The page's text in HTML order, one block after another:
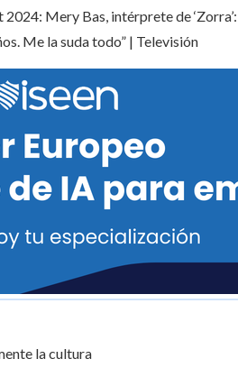
2024: Mery Bas, intérprete de
Me la suda todo” | Televisión
la cultura